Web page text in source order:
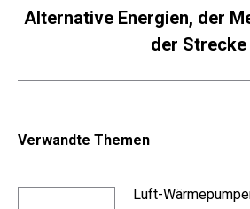
Beitrag:
Alternative Energien, der
der Strecke
Verwandte Themen
Luft-